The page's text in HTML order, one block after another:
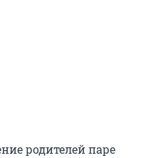
родителей паре